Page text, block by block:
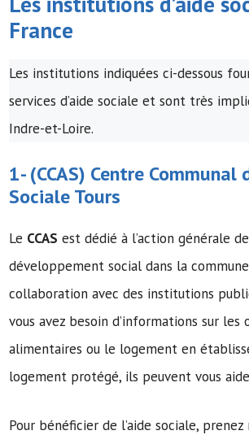
France
Les institutions indiquées ci-dessous
services d’aide sociale et sont très
Indre-et-Loire.
1- (CCAS) Centre Communal
SocialeTours
Le CCAS est dédié à l’action générale
développement social dans la
collaboration avec des institutions
vous avez besoin d’informations sur les
alimentaires ou le logement en
logement protégé, ils peuvent vous
Pour bénéficier de l’aide sociale,